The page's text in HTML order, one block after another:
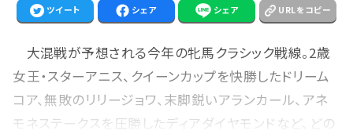
ツイート シェア シェア URLをコピー
大混戦が予想される今年の牝馬クラシック戦線。2歳
女王・スターアニス、クイーンカップを快勝したドリーム
コア、無敗のリリージョワ、末脚鋭いアランカール、アネ
モネステークスを圧勝したディアダイヤモンドなど、どの